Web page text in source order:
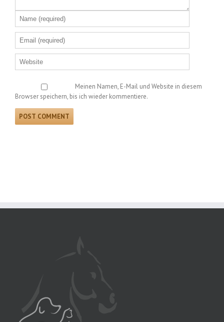
Meinen Namen, E-Mail und Website in diesem
Browser speichern, bis ich wieder kommentiere.